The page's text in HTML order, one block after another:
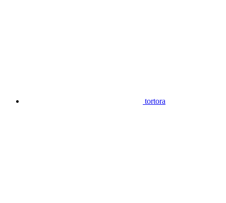
tortora